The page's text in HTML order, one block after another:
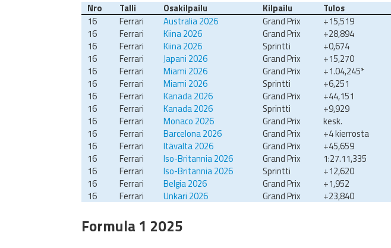
Nro Talli Osakilpailu Kilpailu Tulos
16
Ferrari Australia 2026 Grand Prix +15,519
16
Ferrari Kiina 2026 Grand Prix +28,894
16
Ferrari Kiina 2026 Sprintti +0,674
16
Ferrari Japani 2026 Grand Prix +15,270
16
Ferrari Miami 2026 Grand Prix +1.04,245*
16
Ferrari Miami 2026 Sprintti +6,251
16
Ferrari Kanada 2026 Grand Prix +44,151
16
Ferrari Kanada 2026 Sprintti +9,929
16
Ferrari Monaco 2026 Grand Prix kesk.
16
Ferrari Barcelona 2026 Grand Prix +4 kierrosta
16
Ferrari Itävalta 2026 Grand Prix +45,659
16
Ferrari Iso-Britannia 2026 Grand Prix 1:27.11,335
16
Ferrari Iso-Britannia 2026 Sprintti +12,620
16
Ferrari Belgia 2026 Grand Prix +1,952
16
Ferrari Unkari 2026 Grand Prix +23,840
Formula 1 2025